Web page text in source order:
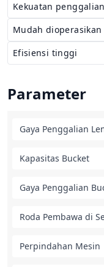
Kekuatan
Mudah dioperasikan
Efisiensi tinggi
Parameter
Gaya Penggalian
Kapasitas Bucket
Gaya Penggalian
Roda Pembawa di
Perpindahan Mesin